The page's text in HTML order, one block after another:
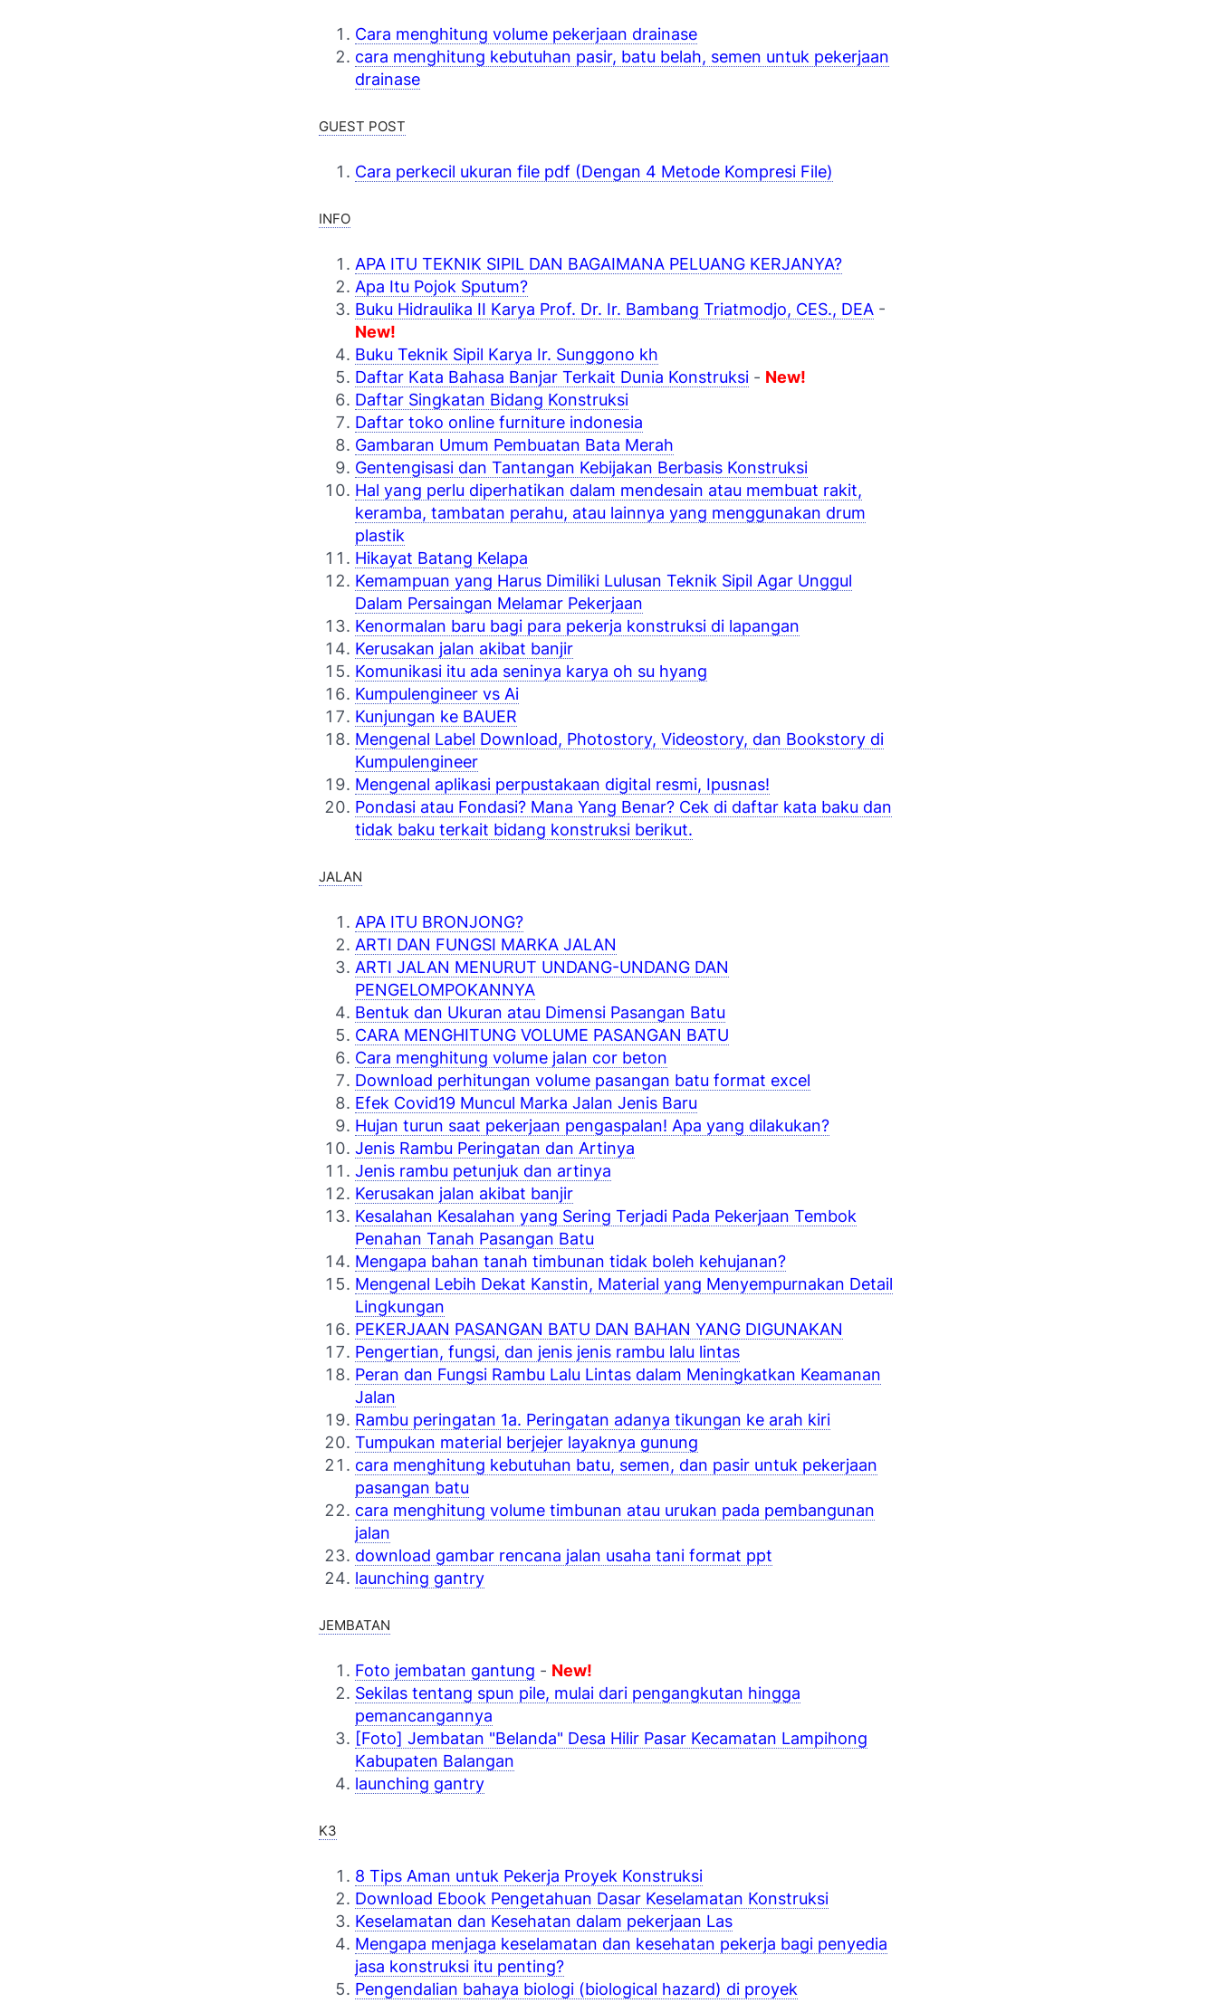
Cara menghitung volume pekerjaan drainase
cara menghitung kebutuhan pasir, batu belah, semen untuk pekerjaan
drainase
GUEST POST
Cara perkecil ukuran file pdf (Dengan 4 Metode Kompresi File)
INFO
APA ITU TEKNIK SIPIL DAN BAGAIMANA PELUANG KERJANYA?
Apa Itu Pojok Sputum?
Buku Hidraulika II Karya Prof. Dr. Ir. Bambang Triatmodjo, CES., DEA -
New!
Buku Teknik Sipil Karya Ir. Sunggono kh
Daftar Kata Bahasa Banjar Terkait Dunia Konstruksi - New!
Daftar Singkatan Bidang Konstruksi
Daftar toko online furniture indonesia
Gambaran Umum Pembuatan Bata Merah
Gentengisasi dan Tantangan Kebijakan Berbasis Konstruksi
Hal yang perlu diperhatikan dalam mendesain atau membuat rakit,
keramba, tambatan perahu, atau lainnya yang menggunakan drum
plastik
Hikayat Batang Kelapa
Kemampuan yang Harus Dimiliki Lulusan Teknik Sipil Agar Unggul
Dalam Persaingan Melamar Pekerjaan
Kenormalan baru bagi para pekerja konstruksi di lapangan
Kerusakan jalan akibat banjir
Komunikasi itu ada seninya karya oh su hyang
Kumpulengineer vs Ai
Kunjungan ke BAUER
Mengenal Label Download, Photostory, Videostory, dan Bookstory di
Kumpulengineer
Mengenal aplikasi perpustakaan digital resmi, Ipusnas!
Pondasi atau Fondasi? Mana Yang Benar? Cek di daftar kata baku dan
tidak baku terkait bidang konstruksi berikut.
JALAN
APA ITU BRONJONG?
ARTI DAN FUNGSI MARKA JALAN
ARTI JALAN MENURUT UNDANG-UNDANG DAN
PENGELOMPOKANNYA
Bentuk dan Ukuran atau Dimensi Pasangan Batu
CARA MENGHITUNG VOLUME PASANGAN BATU
Cara menghitung volume jalan cor beton
Download perhitungan volume pasangan batu format excel
Efek Covid19 Muncul Marka Jalan Jenis Baru
Hujan turun saat pekerjaan pengaspalan! Apa yang dilakukan?
Jenis Rambu Peringatan dan Artinya
Jenis rambu petunjuk dan artinya
Kerusakan jalan akibat banjir
Kesalahan Kesalahan yang Sering Terjadi Pada Pekerjaan Tembok
Penahan Tanah Pasangan Batu
Mengapa bahan tanah timbunan tidak boleh kehujanan?
Mengenal Lebih Dekat Kanstin, Material yang Menyempurnakan Detail
Lingkungan
PEKERJAAN PASANGAN BATU DAN BAHAN YANG DIGUNAKAN
Pengertian, fungsi, dan jenis jenis rambu lalu lintas
Peran dan Fungsi Rambu Lalu Lintas dalam Meningkatkan Keamanan
Jalan
Rambu peringatan 1a. Peringatan adanya tikungan ke arah kiri
Tumpukan material berjejer layaknya gunung
cara menghitung kebutuhan batu, semen, dan pasir untuk pekerjaan
pasangan batu
cara menghitung volume timbunan atau urukan pada pembangunan
jalan
download gambar rencana jalan usaha tani format ppt
launching gantry
JEMBATAN
Foto jembatan gantung - New!
Sekilas tentang spun pile, mulai dari pengangkutan hingga
pemancangannya
[Foto] Jembatan "Belanda" Desa Hilir Pasar Kecamatan Lampihong
Kabupaten Balangan
launching gantry
K3
8 Tips Aman untuk Pekerja Proyek Konstruksi
Download Ebook Pengetahuan Dasar Keselamatan Konstruksi
Keselamatan dan Kesehatan dalam pekerjaan Las
Mengapa menjaga keselamatan dan kesehatan pekerja bagi penyedia
jasa konstruksi itu penting?
Pengendalian bahaya biologi (biological hazard) di proyek